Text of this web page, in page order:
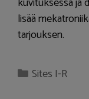
lisää
tarjouksen.
Categories
Sites I-R